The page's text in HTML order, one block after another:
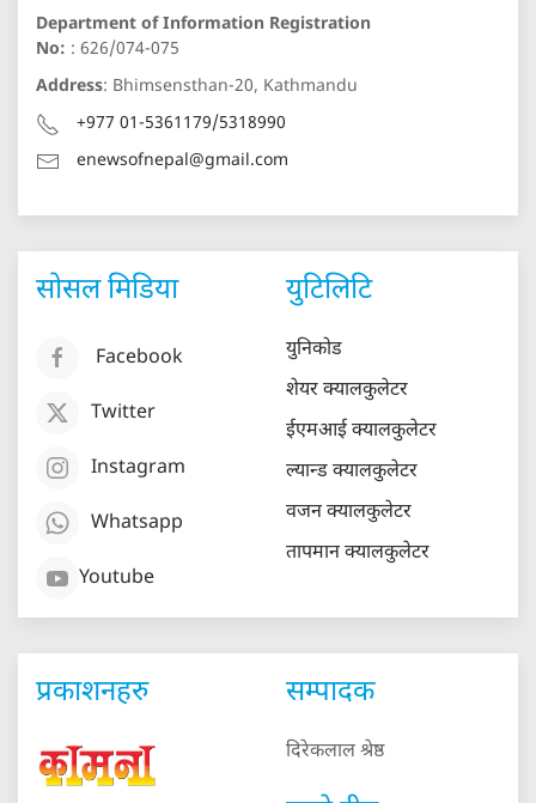
Department of Information Registration
No: : 626/074-075
Address: Bhimsensthan-20, Kathmandu
+977 01-5361179/5318990
enewsofnepal@gmail.com
सोसल मिडिया
Facebook
Twitter
Instagram
Whatsapp
Youtube
युटिलिटि
युनिकोड
शेयर क्यालकुलेटर
ईएमआई क्यालकुलेटर
ल्यान्ड क्यालकुलेटर
वजन क्यालकुलेटर
तापमान क्यालकुलेटर
प्रकाशनहरु सम्पादक
दिरेकलाल श्रेष्ठ